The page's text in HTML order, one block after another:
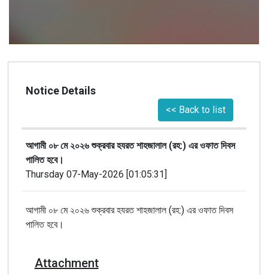
Notice Details
<< Back to list
আগামী ০৮ মে ২০২৬ শুক্রবার হযরত শাহজালাল (রহ:) এর ওফাত দিবস
পালিত হবে।
Thursday 07-May-2026 [01:05:31]
আগামী ০৮ মে ২০২৬ শুক্রবার হযরত শাহজালাল (রহ:) এর ওফাত দিবস
পালিত হবে।
Attachment